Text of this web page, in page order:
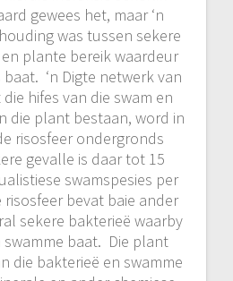
gewees het, maar ‘n
was tussen sekere
plante bereik waardeur
‘n Digte netwerk van
hifes van die swam en
die plant bestaan, word in
risosfeer ondergronds
gevalle is daar tot 15
swamspesies per
bevat baie ander
sekere bakterieë waarby
baat. Die plant
die bakterieë en swamme